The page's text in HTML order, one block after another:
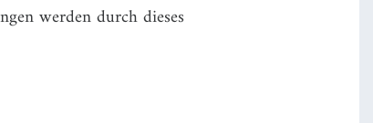
werden durch dieses